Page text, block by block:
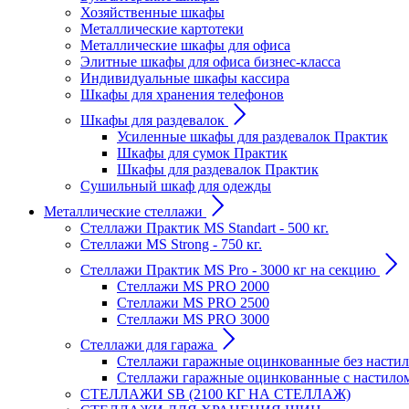
Хозяйственные шкафы
Металлические картотеки
Металлические шкафы для офиса
Элитные шкафы для офиса бизнес-класса
Индивидуальные шкафы кассира
Шкафы для хранения телефонов
Шкафы для раздевалок
Усиленные шкафы для раздевалок Практик
Шкафы для сумок Практик
Шкафы для раздевалок Практик
Сушильный шкаф для одежды
Металлические стеллажи
Стеллажи Практик MS Standart - 500 кг.
Стеллажи MS Strong - 750 кг.
Стеллажи Практик MS Pro - 3000 кг на секцию
Стеллажи MS PRO 2000
Стеллажи MS PRO 2500
Стеллажи MS PRO 3000
Стеллажи для гаража
Стеллажи гаражные оцинкованные без
Стеллажи гаражные оцинкованные с
СТЕЛЛАЖИ SB (2100 КГ НА СТЕЛЛАЖ)